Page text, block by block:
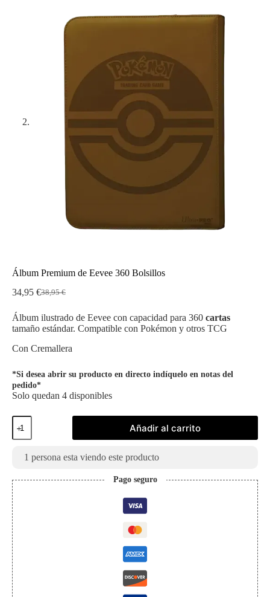
Álbum Premium de Eevee 360 Bolsillos
38,95€
El
original
era:
34,95 €El
actual
es:
Álbum ilustrado de Eevee con capacidad para 360 cartas
tamaño estándar. Compatible con Pokémon y otros TCG
Con Cremallera
*Si desea abrir su producto en directo indíquelo en notas del
pedido*
Solo quedan 4 disponibles
Álbum
Premium
de
360
cantidad
Añadir al carrito
1 persona esta viendo este producto
Pago seguro